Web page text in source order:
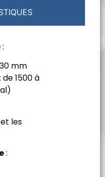
:
mm
1500 à
les
: